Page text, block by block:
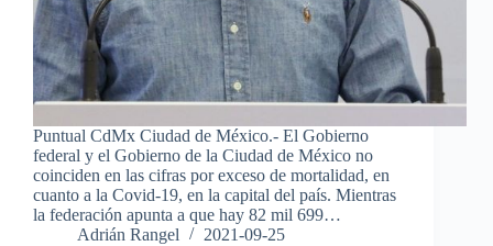
Puntual CdMx Ciudad de México.- El Gobierno
federal y el Gobierno de la Ciudad de México no
coinciden en las cifras por exceso de mortalidad, en
cuanto a la Covid-19, en la capital del país. Mientras
la federación apunta a que hay 82 mil 699…
Adrián Rangel
2021-09-25